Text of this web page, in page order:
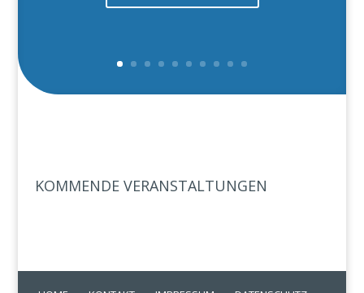
KOMMENDE VERANSTALTUNGEN